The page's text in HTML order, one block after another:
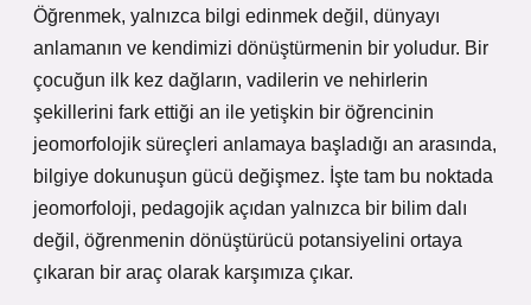
Öğrenmek, yalnızca bilgi edinmek değil, dünyayı
anlamanın ve kendimizi dönüştürmenin bir yoludur. Bir
çocuğun ilk kez dağların, vadilerin ve nehirlerin
şekillerini fark ettiği an ile yetişkin bir öğrencinin
jeomorfolojik süreçleri anlamaya başladığı an arasında,
bilgiye dokunuşun gücü değişmez. İşte tam bu noktada
jeomorfoloji, pedagojik açıdan yalnızca bir bilim dalı
değil, öğrenmenin dönüştürücü potansiyelini ortaya
çıkaran bir araç olarak karşımıza çıkar.